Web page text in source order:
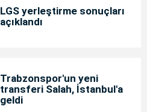
LGS yerleştirme sonuçları
açıklandı
Trabzonspor'un yeni
transferi Salah, İstanbul'a
geldi